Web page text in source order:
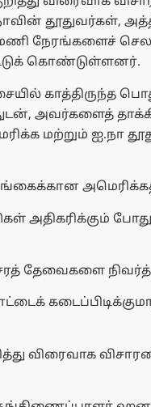
தூதுவர்கள்,
நேரங்களைச்
கொண்டுள்ளனர்.
காத்திருந்த
அவர்களைத் தாக்கி,
மற்றும் ஐ.நா
அதிகரிக்கும்
விரைவாக